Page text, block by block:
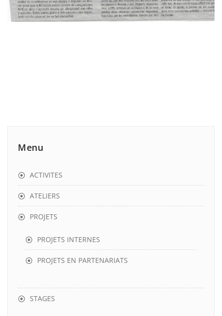
Menu
ACTIVITES
ATELIERS
PROJETS
PROJETS INTERNES
PROJETS EN PARTENARIATS
STAGES